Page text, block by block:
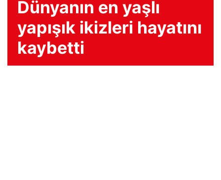
Dünyanın en yaşlı
yapışık ikizleri hayatını
kaybetti